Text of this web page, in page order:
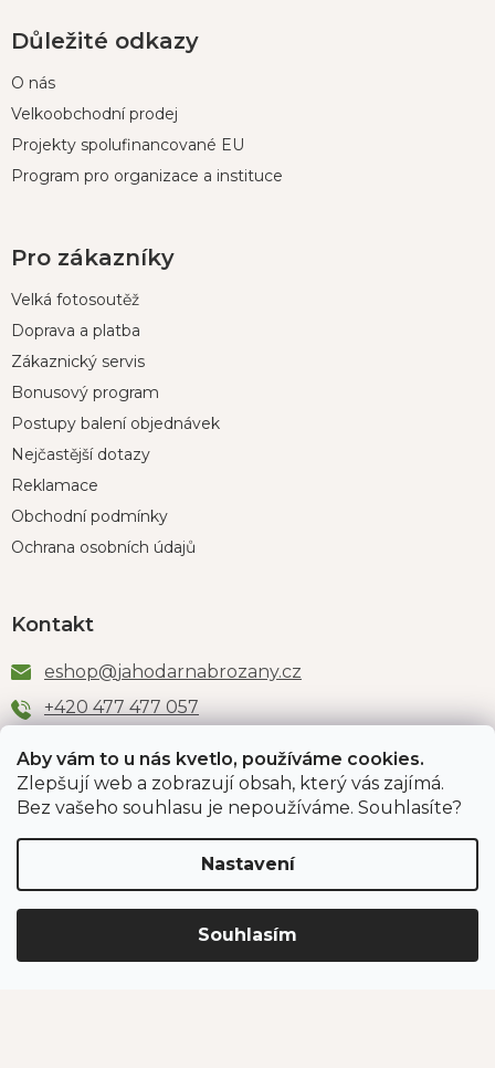
Aby vám to u nás kvetlo, používáme cookies.
Zlepšují web a zobrazují obsah, který vás zajímá.
Bez vašeho souhlasu je nepoužíváme. Souhlasíte?
Nastavení
Souhlasím
Důležité odkazy
O nás
Velkoobchodní prodej
Projekty spolufinancované EU
Program pro organizace a instituce
Pro zákazníky
Velká fotosoutěž
Doprava a platba
Zákaznický servis
Bonusový program
Postupy balení objednávek
Nejčastější dotazy
Reklamace
Obchodní podmínky
Ochrana osobních údajů
Kontakt
eshop@jahodarnabrozany.cz
+420 477 477 057
Odběr newsletteru
PŘIHLÁSIT SE